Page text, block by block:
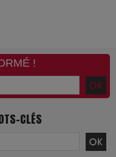
!
CLÉS